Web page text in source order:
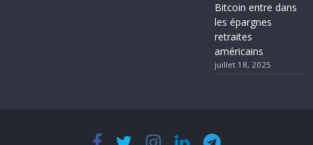
Bitcoin entre dans
les épargnes
retraites
américains
juillet 18, 2025